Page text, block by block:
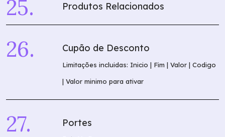
Produtos Relacionados
Cupão de Desconto
Limitações incluidas: Inicio | Fim | Valor | Codigo
| Valor minimo para ativar
Portes